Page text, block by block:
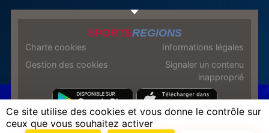
SPORTSREGIONS
Charte cookies
Gestion des cookies
Informations légales
Signaler un contenu
inapproprié
Ce site utilise des cookies et vous donne le contrôle sur
ceux que vous souhaitez activer